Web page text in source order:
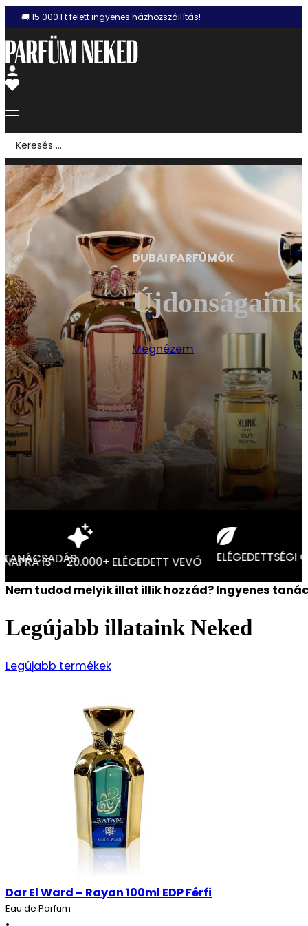
🚚 15.000 Ft felett ingyenes házhozszállítás!
Search
...
DUBAI PARFÜMÖK
Újdonságaink
Megnézem
EGYEDI ILLATTANÁCSADÁS
AKÁR MÁSNAPRA IS 20.000+ ELÉGEDETT VEVŐ
Nem tudod melyik illat illik hozzád? Ingyenes
Legújabb illataink Neked
Legújabb termékek
Dar El Ward – Rayan 100ml EDP Férfi
Eau de Parfum